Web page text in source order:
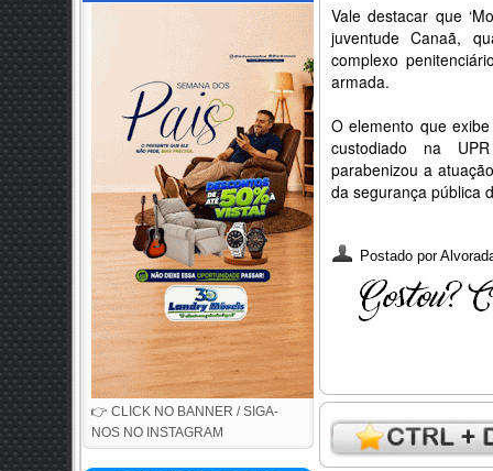
👉 CLICK NO BANNER / SIGA-
NOS NO INSTAGRAM
Vale destacar que
juventude Canaã,
complexo
armada.
O elemento que
custodiado na
parabenizou a
da segurança pública
Postado por